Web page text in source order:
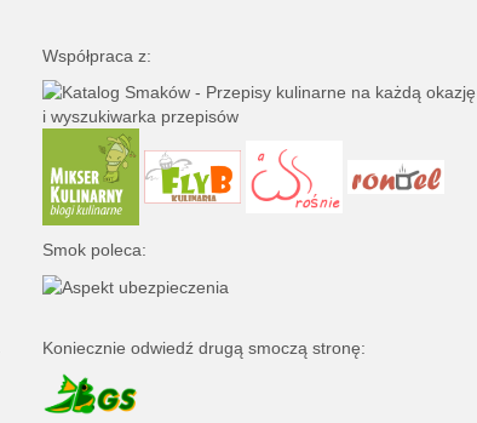
Współpraca z:
Smok poleca:
Koniecznie odwiedź drugą smoczą stronę: